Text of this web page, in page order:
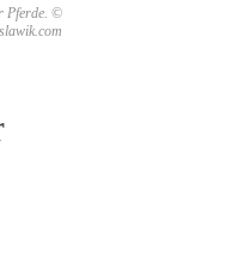
Pferde. ©